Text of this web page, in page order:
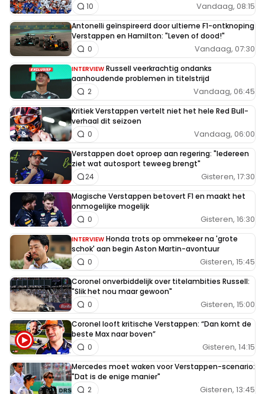
Vandaag, 08:15
10
Antonelli geïnspireerd door ultieme F1-ontknoping
Verstappen en Hamilton: "Leven of dood!"
Vandaag, 07:30
0
INTERVIEW Russell veerkrachtig ondanks
aanhoudende problemen in titelstrijd
Vandaag, 06:45
2
Kritiek Verstappen vertelt niet het hele Red Bull-
verhaal dit seizoen
Vandaag, 06:00
0
Verstappen doet oproep aan regering: "Iedereen
ziet wat autosport teweeg brengt"
Gisteren, 17:30
24
Magische Verstappen betovert F1 en maakt het
onmogelijke mogelijk
Gisteren, 16:30
0
INTERVIEW Honda trots op ommekeer na 'grote
schok' aan begin Aston Martin-avontuur
Gisteren, 15:45
0
Coronel onverbiddelijk over titelambities Russell:
"Slik het nou maar gewoon"
Gisteren, 15:00
0
Coronel looft kritische Verstappen: “Dan komt de
beste Max naar boven”
Gisteren, 14:15
0
Mercedes moet waken voor Verstappen-scenario:
"Dat is de enige manier"
Gisteren, 13:45
2